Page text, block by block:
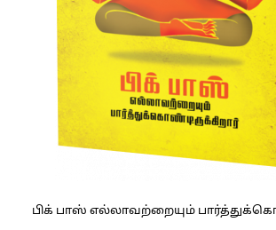
பிக் பாஸ் எல்லாவற்றையும்